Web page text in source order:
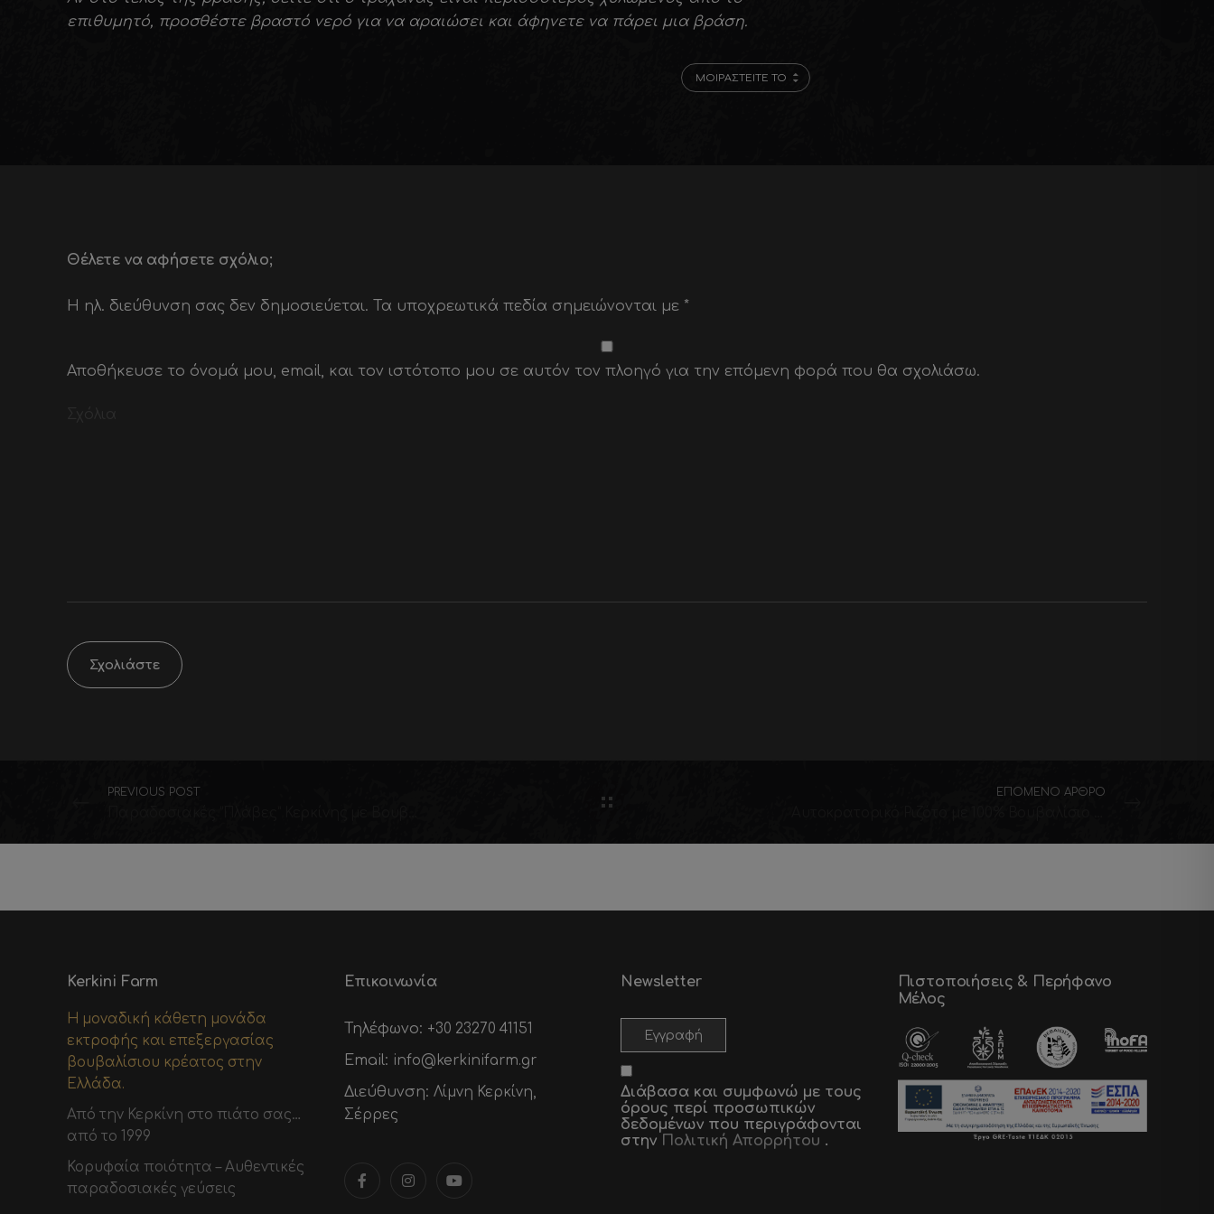
επιθυμητό, προσθέστε βραστό νερό για να αραιώσει και άφηνετε να πάρει μια βράση.
ΜΟΙΡΑΣΤΕΊΤΕ ΤΟ
Θέλετε να αφήσετε σχόλιο;
Η ηλ. διεύθυνση σας δεν δημοσιεύεται. Τα υποχρεωτικά πεδία σημειώνονται με *
Αποθήκευσε το όνομά μου, email, και τον ιστότοπο μου σε αυτόν τον πλοηγό για την επόμενη φορά που θα σχολιάσω.
PREVIOUS POST ΕΠΌΜΕΝΟ ΆΡΘΡΟ
Kerkini Farm
Η μοναδική κάθετη μονάδα
εκτροφής και επεξεργασίας
βουβαλίσιου κρέατος στην
Ελλάδα.
Από την Κερκίνη στο πιάτο σας…
από το 1999
Κορυφαία ποιότητα – Αυθεντικές
παραδοσιακές γεύσεις
Επικοινωνία
Τηλέφωνο: +30 23270 41151
Email: info@kerkinifarm.gr
Διεύθυνση: Λίμνη Κερκίνη,
Σέρρες
Newsletter
Διάβασα και συμφωνώ με τους
όρους περί προσωπικών
δεδομένων που περιγράφονται
στην Πολιτική Απορρήτου .
Πιστοποιήσεις & Περήφανο
Μέλος